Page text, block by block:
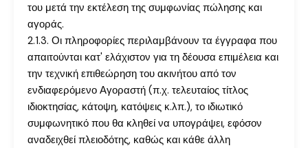
του μετά την εκτέλεση της συμφωνίας πώλησης και
αγοράς.
2.1.3. Οι πληροφορίες περιλαμβάνουν τα έγγραφα που
απαιτούνται κατ' ελάχιστον για τη δέουσα επιμέλεια και
την τεχνική επιθεώρηση του ακινήτου από τον
ενδιαφερόμενο Αγοραστή (π.χ. τελευταίος τίτλος
ιδιοκτησίας, κάτοψη, κατόψεις κ.λπ.), το ιδιωτικό
συμφωνητικό που θα κληθεί να υπογράψει, εφόσον
αναδειχθεί πλειοδότης, καθώς και κάθε άλλη